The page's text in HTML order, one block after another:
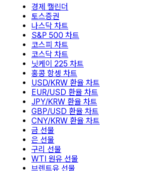
경제 캘린더
토스증권
나스닥 차트
S&P 500 차트
코스피 차트
코스닥 차트
닛케이 225 차트
홍콩 항셍 차트
USD/KRW 환율 차트
EUR/USD 환율 차트
JPY/KRW 환율 차트
GBP/USD 환율 차트
CNY/KRW 환율 차트
금 선물
은 선물
구리 선물
WTI 원유 선물
브렌트유 선물